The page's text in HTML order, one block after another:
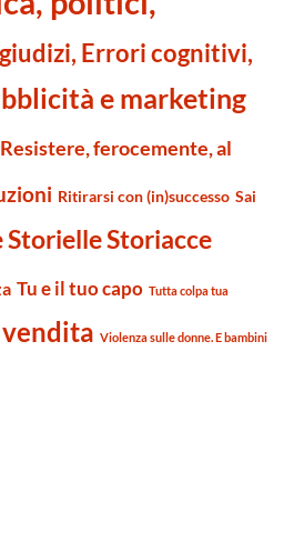
Errori cognitivi,
e marketing
Resistere, ferocemente, al
Ritirarsi con (in)successo Sai
Storielle Storiacce
Tu e il tuo capo Tutta colpa tua
Violenza sulle donne. E bambini